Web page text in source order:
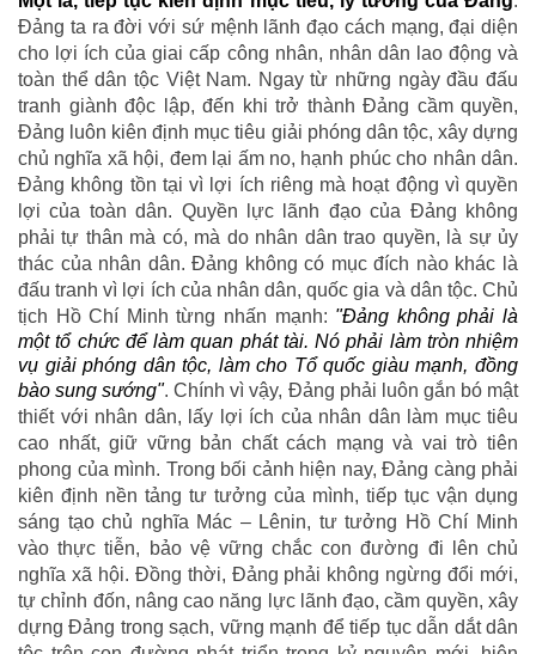
Đảng ta ra đời với sứ mệnh lãnh đạo cách mạng, đại diện
cho lợi ích của giai cấp công nhân, nhân dân lao động và
toàn thể dân tộc Việt Nam. Ngay từ những ngày đầu đấu
tranh giành độc lập, đến khi trở thành Đảng cầm quyền,
Đảng luôn kiên định mục tiêu giải phóng dân tộc, xây dựng
chủ nghĩa xã hội, đem lại ấm no, hạnh phúc cho nhân dân.
Đảng không tồn tại vì lợi ích riêng mà hoạt động vì quyền
lợi của toàn dân. Quyền lực lãnh đạo của Đảng không
phải tự thân mà có, mà do nhân dân trao quyền, là sự ủy
thác của nhân dân. Đảng không có mục đích nào khác là
đấu tranh vì lợi ích của nhân dân, quốc gia và dân tộc. Chủ
tịch Hồ Chí Minh từng nhấn mạnh: "Đảng không phải là
một tổ chức để làm quan phát tài. Nó phải làm tròn nhiệm
vụ giải phóng dân tộc, làm cho Tổ quốc giàu mạnh, đồng
bào sung sướng". Chính vì vậy, Đảng phải luôn gắn bó mật
thiết với nhân dân, lấy lợi ích của nhân dân làm mục tiêu
cao nhất, giữ vững bản chất cách mạng và vai trò tiên
phong của mình. Trong bối cảnh hiện nay, Đảng càng phải
kiên định nền tảng tư tưởng của mình, tiếp tục vận dụng
sáng tạo chủ nghĩa Mác – Lênin, tư tưởng Hồ Chí Minh
vào thực tiễn, bảo vệ vững chắc con đường đi lên chủ
nghĩa xã hội. Đồng thời, Đảng phải không ngừng đổi mới,
tự chỉnh đốn, nâng cao năng lực lãnh đạo, cầm quyền, xây
dựng Đảng trong sạch, vững mạnh để tiếp tục dẫn dắt dân